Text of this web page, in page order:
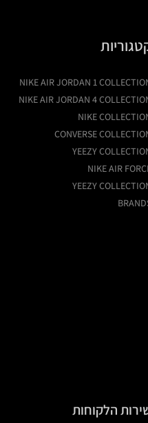
NIKE AIR JORDAN 1
NIKE AIR JORDAN 4
NIKE
CONVERSE
YEEZY
NIKE AIR
YEEZY
הלקוחות